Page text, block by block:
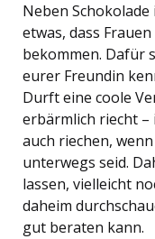
Neben
etwas, dass
bekommen. Dafür
eurer Freundin
Durft eine coole
erbärmlich riecht
auch riechen,
unterwegs seid.
lassen, vielleicht
daheim
gut beraten kann.